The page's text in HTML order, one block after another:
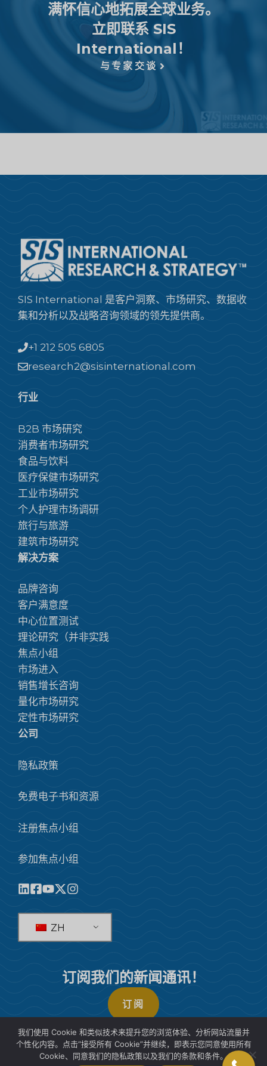
满怀信心地拓展全球业务。
立即联系 SIS
International！
与专家交谈
SIS International 是客户洞察、市场研究、数据收
集和分析以及战略咨询领域的领先提供商。
+1 212 505 6805
research2@sisinternational.com
行业
B2B 市场研究
消费者市场研究
食品与饮料
医疗保健市场研究
工业市场研究
个人护理市场调研
旅行与旅游
建筑市场研究
解决方案
品牌咨询
客户满意度
中心位置测试
理论研究（并非实践
焦点小组
市场进入
销售增长咨询
量化市场研究
定性市场研究
公司
隐私政策
免费电子书和资源
注册焦点小组
参加焦点小组
ZH
订阅我们的新闻通讯！
订阅
© 2026 SIS国际市场研究
我们使用 Cookie 和类似技术来提升您的浏览体验、分析网站流量并
个性化内容。点击“接受所有 Cookie”并继续，即表示您同意使用所有
Cookie、同意我们的隐私政策以及我们的条款和条件。